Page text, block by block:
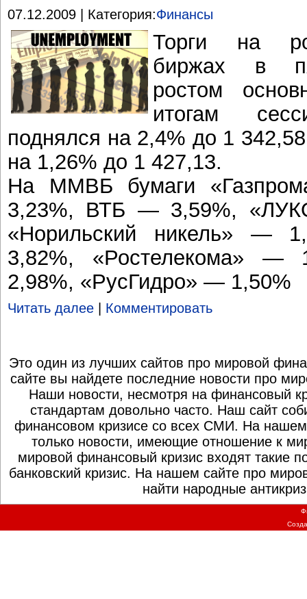
07.12.2009 | Категория:Финансы
Торги на
биржах в
ростом
итогам
поднялся на 2,4% до 1
на 1,26% до 1 427,13.
На ММВБ бумаги
3,23%, ВТБ — 3,59%,
«Норильский никель» —
3,82%, «Ростелекома» —
2,98%, «РусГидро» — 1,50%
Читать далее Комментировать
Это один из лучших сайтов про мировой
сайте вы найдете последние новости про
Наши новости, несмотря на финансовый
стандартам довольно часто. Наш сайт
финансовом кризисе со всех СМИ. На нашем
только новости, имеющие отношение к
мировой финансовый кризис входят такие
банковский кризис. На нашем сайте про
найти народные